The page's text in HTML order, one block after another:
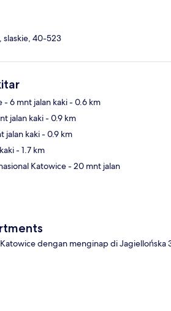
slaskie, 40-523
- 6 mnt jalan kaki- 0.6 km
jalan kaki- 0.9 km
jalan kaki- 0.9 km
- 1.7 km
Katowice- 20 mnt jalan
dengan menginap di Jagiellońska